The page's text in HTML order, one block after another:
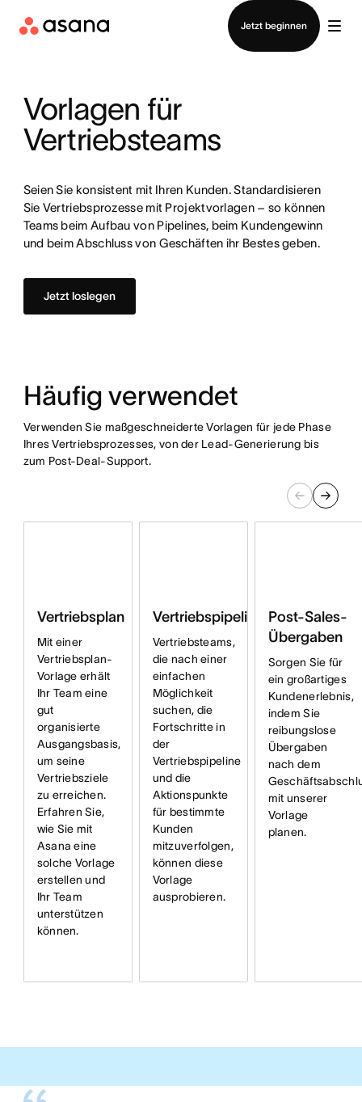
Jetzt beginnen
Vertrieb kontaktieren
Vorlagen für
Vertriebsteams
Seien Sie konsistent mit Ihren Kunden. Standardisieren
Sie Vertriebsprozesse mit Projektvorlagen – so können
Teams beim Aufbau von Pipelines, beim Kundengewinn
und beim Abschluss von Geschäften ihr Bestes geben.
Jetzt loslegen
Häufig verwendet
Verwenden Sie maßgeschneiderte Vorlagen für jede Phase
Ihres Vertriebsprozesses, von der Lead-Generierung bis
zum Post-Deal-Support.
Vertriebsplan
Mit einer
Vertriebsplan-
Vorlage erhält
Ihr Team eine
gut
organisierte
Ausgangsbasis,
um seine
Vertriebsziele
zu erreichen.
Erfahren Sie,
wie Sie mit
Asana eine
solche Vorlage
erstellen und
Ihr Team
unterstützen
können.
Vertriebspipeline
Vertriebsteams,
die nach einer
einfachen
Möglichkeit
suchen, die
Fortschritte in
der
Vertriebspipeline
und die
Aktionspunkte
für bestimmte
Kunden
mitzuverfolgen,
können diese
Vorlage
ausprobieren.
Post-Sales-
Übergaben
Sorgen Sie für
ein großartiges
Kundenerlebnis,
indem Sie
reibungslose
Übergaben
nach dem
mit unserer
Vorlage
planen.